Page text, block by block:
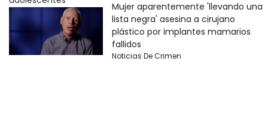
Mujer aparentemente 'llevando una
lista negra' asesina a cirujano
plástico por implantes mamarios
fallidos
Noticias De Crimen